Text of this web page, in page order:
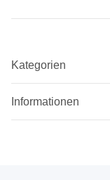
Kategorien
Informationen